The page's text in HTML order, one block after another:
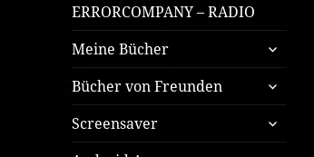
ERRORCOMPANY – RADIO
Meine Bücher
öffnen
Bücher von Freunden
öffnen
Screensaver
öffnen